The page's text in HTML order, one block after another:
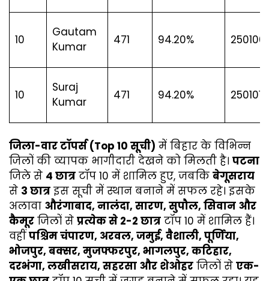
10
Gautam
Kumar
471 94.20%
10
Suraj
Kumar
471 94.20%
जिला-वार टॉपर्स (Top 10 सूची) में बिहार के विभिन्न
जिलों की व्यापक भागीदारी देखने को मिलती है। पटना
जिले से 4 छात्र टॉप 10 में शामिल हुए, जबकि बेगूसराय
से 3 छात्र इस सूची में स्थान बनाने में सफल रहे। इसके
अलावा औरंगाबाद, नालंदा, सारण, सुपौल, सिवान और
कैमूर जिलों से प्रत्येक से 2-2 छात्र टॉप 10 में शामिल हैं।
वहींपश्चिम चंपारण, अरवल, जमुई, वैशाली, पूर्णिया,
भोजपुर, बक्सर, मुजफ्फरपुर, भागलपुर, कटिहार,
दरभंगा, लखीसराय, सहरसा और शेओहर जिलों से एक-